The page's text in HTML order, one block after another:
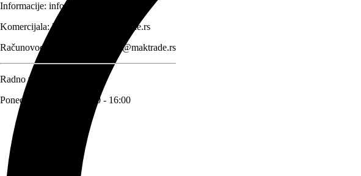
Informacije: info@maktrade.rs
Komercijala:komercijala@maktrade.rs
Računovodstvo:
racunovodstvo@maktrade.rs
Radno vreme
Ponedeljak – Petak: 08:00 - 16:00